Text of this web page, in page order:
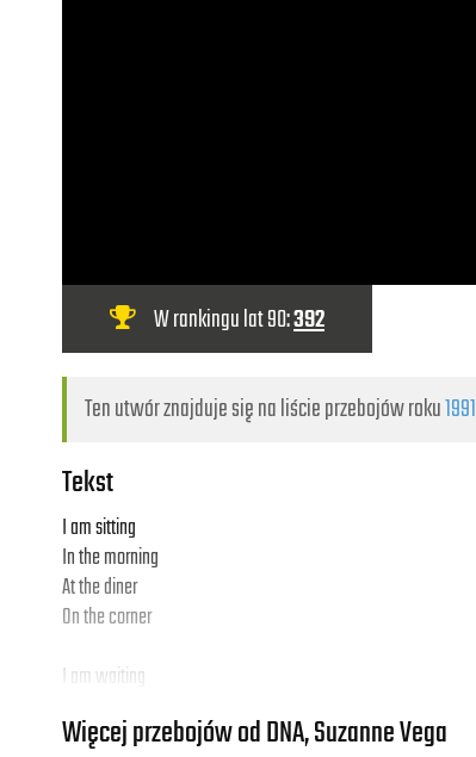
W rankingu lat 90:392
Ten utwór znajduje się na liście przebojów roku1991
Tekst
I am sitting
In the morning
At the diner
On the corner
I am waiting
For the man
Więcej przebojów od DNA, Suzanne Vega